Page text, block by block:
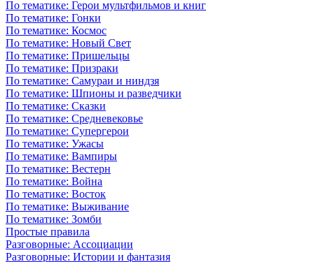
По тематике: Герои мультфильмов и книг
По тематике: Гонки
По тематике: Космос
По тематике: Новый Свет
По тематике: Пришельцы
По тематике: Призраки
По тематике: Самураи и ниндзя
По тематике: Шпионы и разведчики
По тематике: Сказки
По тематике: Средневековье
По тематике: Супергерои
По тематике: Ужасы
По тематике: Вампиры
По тематике: Вестерн
По тематике: Война
По тематике: Восток
По тематике: Выживание
По тематике: Зомби
Простые правила
Разговорные: Ассоциации
Разговорные: Истории и фантазия